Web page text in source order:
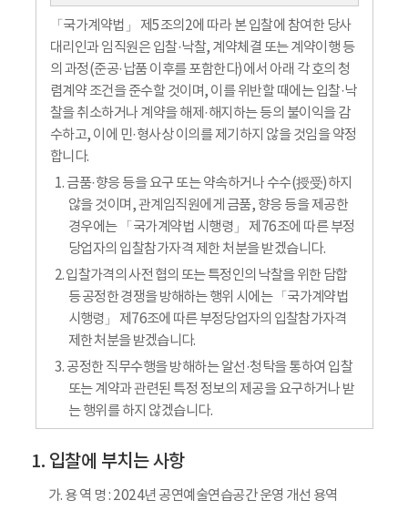
「국가계약법」 제5조의2에 따라 본 입찰에 참여한 당사
대리인과 임직원은 입찰·낙찰, 계약체결 또는 계약이행 등
의 과정(준공·납품 이후를 포함한다)에서 아래 각 호의 청
렴계약 조건을 준수할 것이며, 이를 위반할 때에는 입찰·낙
찰을 취소하거나 계약을 해제·해지하는 등의 불이익을 감
수하고, 이에 민·형사상 이의를 제기하지 않을 것임을 약정
합니다.
1. 금품·향응 등을 요구 또는 약속하거나 수수(授受)하지
않을 것이며, 관계임직원에게 금품, 향응 등을 제공한
경우에는 「국가계약법 시행령」 제76조에 따른 부정
당업자의 입찰참가자격 제한 처분을 받겠습니다.
2. 입찰가격의 사전 협의 또는 특정인의 낙찰을 위한 담합
등 공정한 경쟁을 방해하는 행위 시에는 「국가계약법
시행령」 제76조에 따른 부정당업자의 입찰참가자격
제한 처분을 받겠습니다.
3. 공정한 직무수행을 방해하는 알선·청탁을 통하여 입찰
또는 계약과 관련된 특정 정보의 제공을 요구하거나 받
는 행위를 하지 않겠습니다.
입찰에 부치는 사항
가. 용 역 명 : 2024년 공연예술연습공간 운영 개선 용역